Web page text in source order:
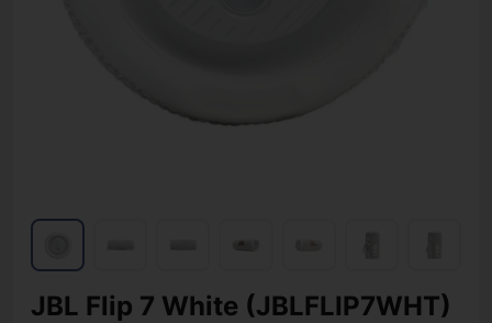
JBL Flip 7 White (JBLFLIP7WHT)